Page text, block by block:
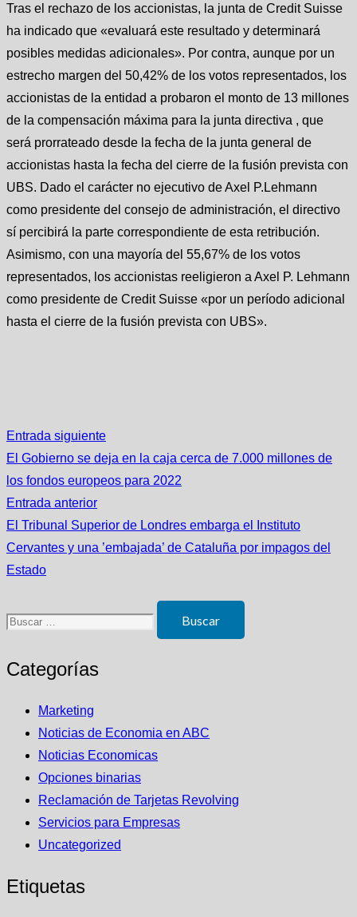
Tras el rechazo de los accionistas, la junta de Credit Suisse
ha indicado que «evaluará este resultado y determinará
posibles medidas adicionales». Por contra, aunque por un
estrecho margen del 50,42% de los votos representados, los
accionistas de la entidad a probaron el monto de 13 millones
de la compensación máxima para la junta directiva , que
será prorrateado desde la fecha de la junta general de
accionistas hasta la fecha del cierre de la fusión prevista con
UBS. Dado el carácter no ejecutivo de Axel P.Lehmann
como presidente del consejo de administración, el directivo
sí percibirá la parte correspondiente de esta retribución.
Asimismo, con una mayoría del 55,67% de los votos
representados, los accionistas reeligieron a Axel P. Lehmann
como presidente de Credit Suisse «por un período adicional
hasta el cierre de la fusión prevista con UBS».
Entrada siguiente
El Gobierno se deja en la caja cerca de 7.000 millones de
los fondos europeos para 2022
Entrada anterior
El Tribunal Superior de Londres embarga el Instituto
Cervantes y una ’embajada’ de Cataluña por impagos del
Estado
Buscar:
Categorías
Marketing
Noticias de Economia en ABC
Noticias Economicas
Opciones binarias
Reclamación de Tarjetas Revolving
Servicios para Empresas
Uncategorized
Etiquetas